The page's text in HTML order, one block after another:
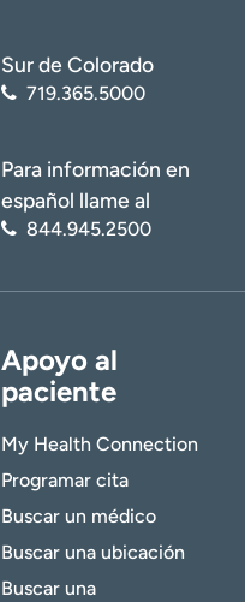
Sur de Colorado
719.365.5000
Para información en
español llame al
844.945.2500
Apoyo al
paciente
My Health Connection
Programar cita
Buscar un médico
Buscar una ubicación
Buscar una